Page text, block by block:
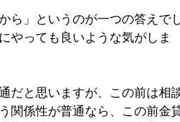
ら」というのが一つの答えで
やっても良いような気がしま
だと思いますが、この前は相
関係性が普通なら、この前金